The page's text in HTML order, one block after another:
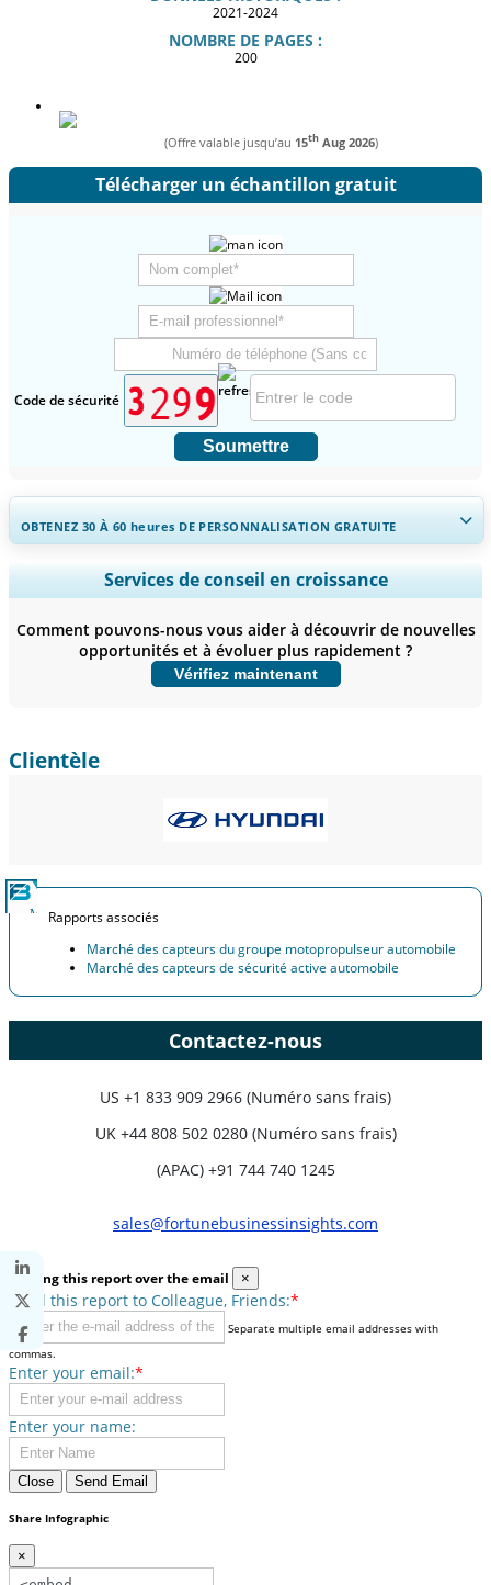
2021-2024
NOMBRE DE PAGES :
200
(Offre valable jusqu’au 15thAug 2026)
Télécharger un échantillon gratuit
Code de sécurité
Soumettre
OBTENEZ 30 À 60heures DE PERSONNALISATION GRATUITE
Ampliar a cobertura regional e por país, Análise de segmentos,
Perfis de empresas, Benchmarking competitivo, e insights sobre o
Personnaliser maintenant
Services de conseil en croissance
Comment pouvons-nous vous aider à découvrir de nouvelles
opportunités et à évoluer plus rapidement ?
Vérifiez maintenant
Clientèle
Rapports associés
Marché des capteurs du groupe motopropulseur automobile
Marché des capteurs de sécurité active automobile
Contactez-nous
US +1 833 909 2966 (Numéro sans frais)
UK +44 808 502 0280 (Numéro sans frais)
(APAC) +91 744 740 1245
sales@fortunebusinessinsights.com
Sharing this report over the email ×
Send this report to Colleague, Friends:*
Separate multiple email addresses with
commas.
Enter your email:*
Enter your name:
Close Send Email
Share Infographic
×